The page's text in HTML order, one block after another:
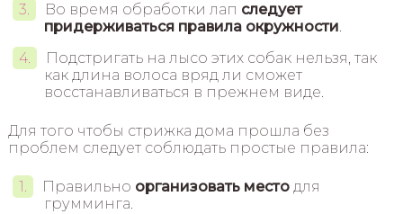
Во время обработки лап следует
придерживаться правила окружности.
Подстригать на лысо этих собак нельзя, так
как длина волоса вряд ли сможет
восстанавливаться в прежнем виде.
Для того чтобы стрижка дома прошла без
проблем следует соблюдать простые правила:
Правильно организовать местодля
грумминга.